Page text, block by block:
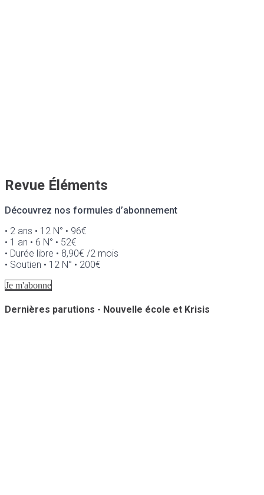
Revue Éléments
Découvrez nos formules d’abonnement
• 2 ans • 12 N° • 96€
• 1 an • 6 N° • 52€
• Durée libre • 8,90€ /2 mois
• Soutien • 12 N° • 200€
Je m'abonne
Dernières parutions - Nouvelle école et Krisis